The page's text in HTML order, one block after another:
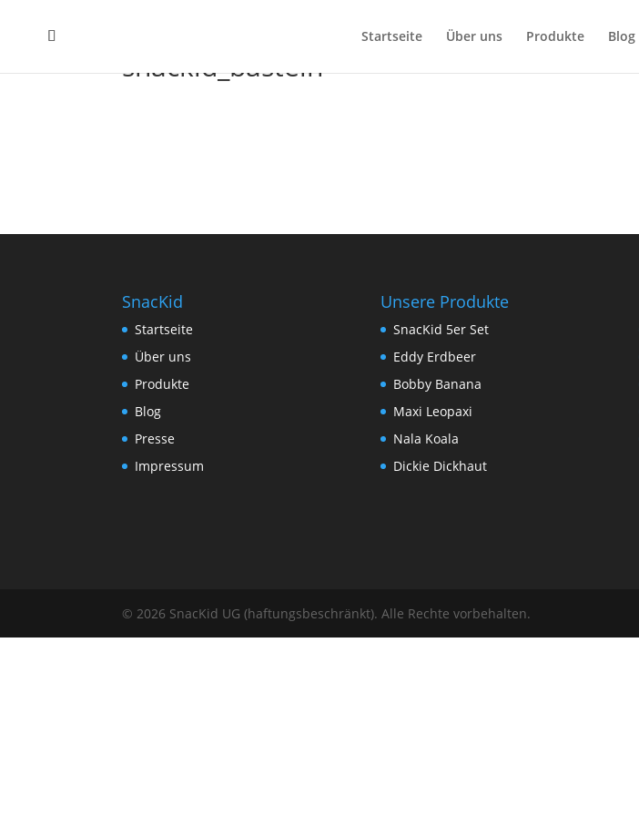
Startseite Über uns Produkte Blog
snackid_basteln
SnacKid
Startseite
Über uns
Produkte
Blog
Presse
Impressum
Unsere Produkte
SnacKid 5er Set
Eddy Erdbeer
Bobby Banana
Maxi Leopaxi
Nala Koala
Dickie Dickhaut
© 2026 SnacKid UG (haftungsbeschränkt). Alle Rechte vorbehalten.